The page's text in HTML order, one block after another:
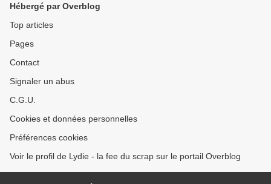
Hébergé par Overblog
Top articles
Pages
Contact
Signaler un abus
C.G.U.
Cookies et données personnelles
Préférences cookies
Voir le profil de Lydie - la fee du scrap sur le portail Overblog